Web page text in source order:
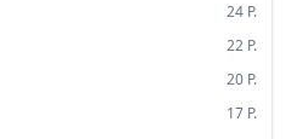
24 P.
22 P.
20 P.
17 P.